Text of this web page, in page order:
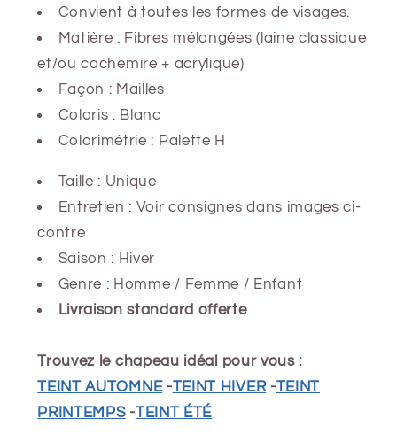
Convient à toutes les formes de visages.
Matière : Fibres mélangées (laine classique
et/ou cachemire + acrylique)
Façon : Mailles
Coloris : Blanc
Colorimétrie : Palette H
Taille : Unique
Entretien : Voir consignes dans images ci-
contre
Saison : Hiver
Genre : Homme / Femme / Enfant
Livraison standard offerte
Trouvez le chapeau idéal pour vous :
TEINT AUTOMNE-TEINT HIVER-TEINT
PRINTEMPS-TEINT ÉTÉ